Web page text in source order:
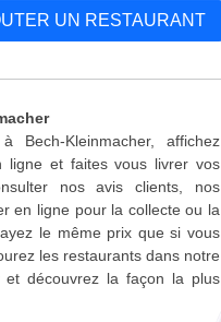
UN RESTAURANT
Kleinmacher, affichez
ligne et faites vous livrer vos
nos avis clients, nos
en ligne pour la collecte ou la
le même prix que si vous
les restaurants dans notre
et découvrez la façon la plus